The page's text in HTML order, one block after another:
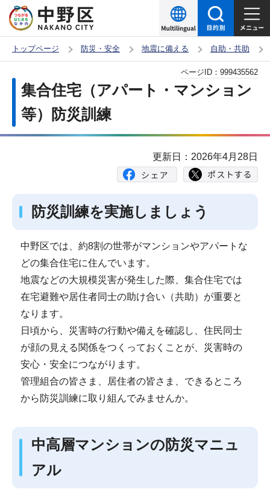
の
ー
トップページ 防災・安全 地震に備える 自助・共助
か
集合住宅（アパート・マンション
等）防災訓練
ページID： 999435562
更新日：2026年4月28日
防災訓練を実施しましょう
中野区では、約8割の世帯がマンションやアパートな
どの集合住宅に住んでいます。
地震などの大規模災害が発生した際、集合住宅では
在宅避難や居住者同士の助け合い（共助）が重要と
なります。
日頃から、災害時の行動や備えを確認し、住民同士
が顔の見える関係をつくっておくことが、災害時の
安心・安全につながります。
管理組合の皆さま、居住者の皆さま、できるところ
から防災訓練に取り組んでみませんか。
中高層マンションの防災マニュ
アル